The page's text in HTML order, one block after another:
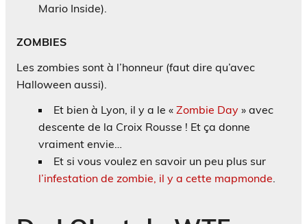
Mario Inside).
ZOMBIES
Les zombies sont à l’honneur (faut dire qu’avec
Halloween aussi).
Et bien à Lyon, il y a le « Zombie Day » avec
descente de la Croix Rousse ! Et ça donne
vraiment envie…
Et si vous voulez en savoir un peu plus sur
l’infestation de zombie, il y a cette mapmonde